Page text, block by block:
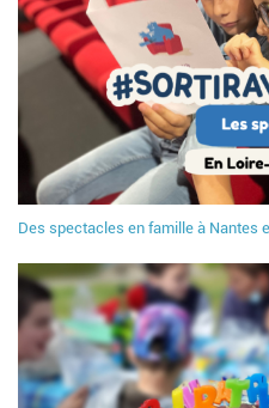
Des spectacles en famille à Nantes